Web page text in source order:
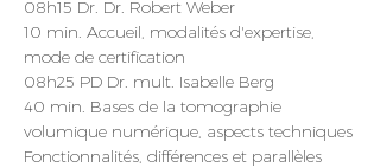
08h15 Dr. Dr. Robert Weber
10 min. Accueil, modalités d'expertise,
mode de certification
08h25 PD Dr. mult. Isabelle Berg
40 min. Bases de la tomographie
volumique numérique, aspects techniques
Fonctionnalités, différences et parallèles